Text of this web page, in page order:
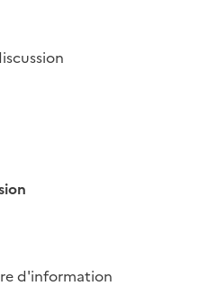
d'information